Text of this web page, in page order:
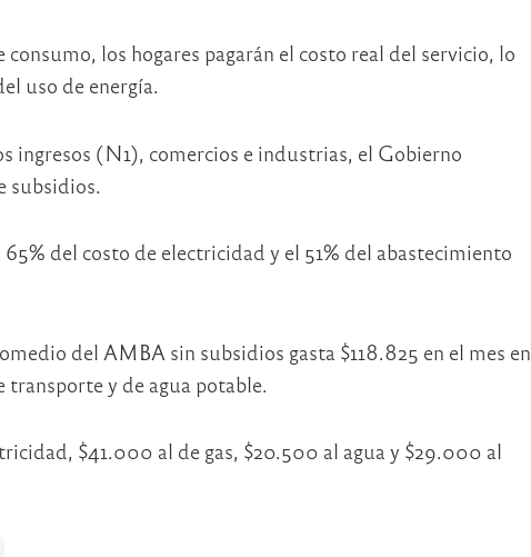
consumo, los hogares pagarán el costo real del servicio, lo
uso de energía.
ingresos (N1), comercios e industrias, el Gobierno
subsidios.
del costo de electricidad y el 51% del abastecimiento
del AMBA sin subsidios gasta $118.825 en el mes en
transporte y de agua potable.
$41.000 al de gas, $20.500 al agua y $29.000 al